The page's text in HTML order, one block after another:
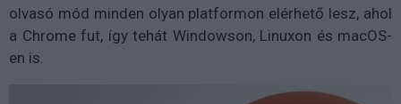
olvasó mód minden olyan platformon elérhető lesz, ahol
a Chrome fut, így tehát Windowson, Linuxon és macOS-
en is.